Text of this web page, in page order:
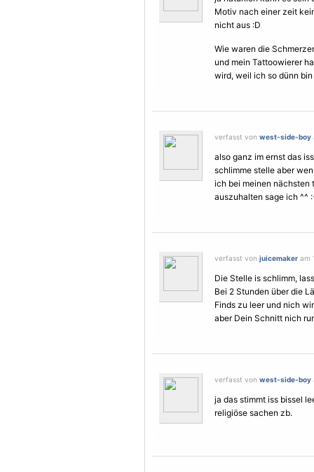
Motiv nach einer zeit
nicht aus :D
Wie waren die
und mein Tattoowierer
wird, weil ich so dünn
verfasst von west-side-boy
also ganz im ernst das
schlimme stelle aber
ich bei meinen nächsten
auszuhalten sage ich ^^
verfasst von juicemaker am
Die Stelle is schlimm,
Bei 2 Stunden über die
Finds zu leer und nich
aber Dein Schnitt nich
verfasst von west-side-boy
ja das stimmt iss bissel
religiöse sachen zb.